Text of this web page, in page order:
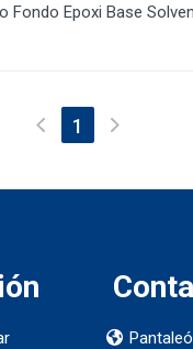
Fondo Epoxi Base
1 (current)